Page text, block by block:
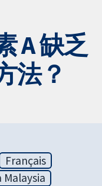
A 缺乏
法？
Français
Malaysia